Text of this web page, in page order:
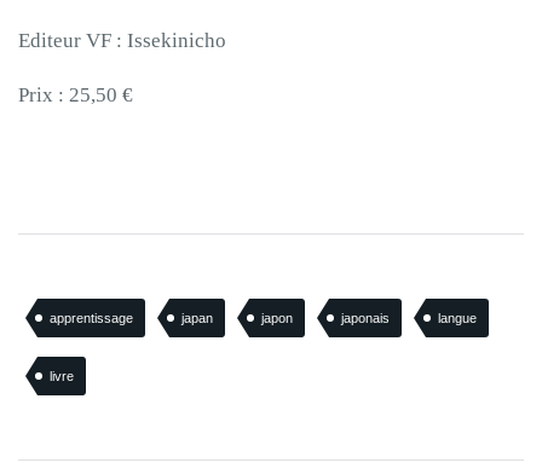
Editeur VF : Issekinicho
Prix : 25,50 €
apprentissage japan japon japonais langue
livre